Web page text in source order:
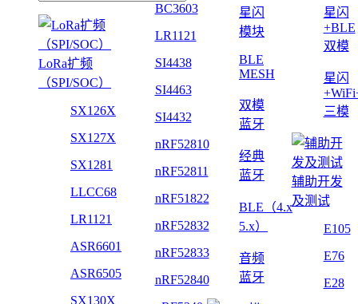
LoRa扩频
（SPI/SOC）
SX126X
SX127X
SX1281
LLCC68
LR1121
ASR6601
ASR6505
SX130X
BC3603
LR1121
SI4438
SI4463
SI4432
nRF52810
nRF52811
nRF51822
nRF52832
nRF52833
nRF52840
星闪
模块
BLE
MESH
双模
蓝牙
经典
蓝牙
BLE（4.x
5.x）
音频
蓝牙
星闪
+BLE
双模
星闪
三模
辅助开发
及测试
E105
E76
E28